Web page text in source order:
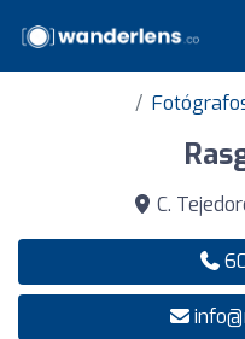
C.